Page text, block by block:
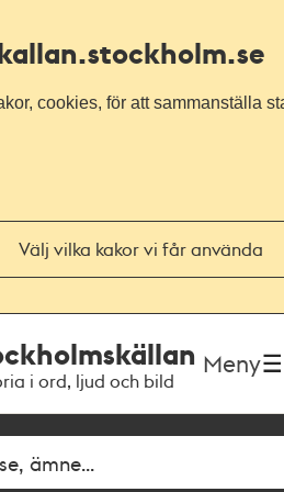
.stockholm.se
cookies, för att sammanställa
Välj vilka kakor vi får använda
i ord, ljud och bild
Meny